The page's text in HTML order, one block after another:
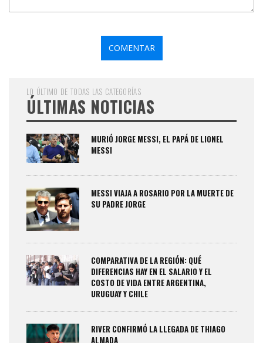
LO ÚLTIMO DE TODAS LAS CATEGORÍAS
ÚLTIMAS NOTICIAS
MURIÓ JORGE MESSI, EL PAPÁ DE LIONEL
MESSI
MESSI VIAJA A ROSARIO POR LA MUERTE DE
SU PADRE JORGE
COMPARATIVA DE LA REGIÓN: QUÉ
DIFERENCIAS HAY EN EL SALARIO Y EL
COSTO DE VIDA ENTRE ARGENTINA,
URUGUAY Y CHILE
RIVER CONFIRMÓ LA LLEGADA DE THIAGO
ALMADA